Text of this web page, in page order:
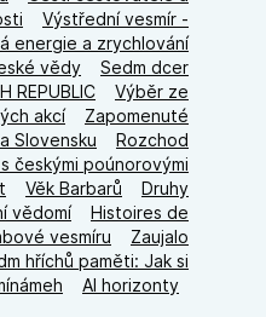
Výstřední vesmír -
energie a zrychlování
vědy
Sedm dcer
REPUBLIC
Výběr ze
akcí
Zapomenuté
Slovensku
Rozchod
českými poúnorovými
Věk Barbarů
Druhy
vědomí
Histoires de
vesmíru
Zaujalo
hříchů paměti: Jak si
AI horizonty